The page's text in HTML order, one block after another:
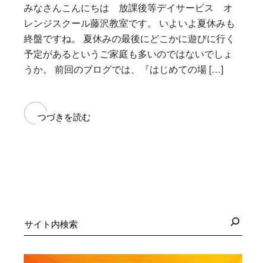
みなさんこんにちは 放課後等デイサービス オ
レンジスクール藤沢教室です。 いよいよ夏休みも
終盤ですね。 夏休みの最後にどこかに遊びに行く
予定があるというご家庭も多いのではないでしょ
うか。 前回のブログでは、『はじめての場 […]
つづきを読む
索